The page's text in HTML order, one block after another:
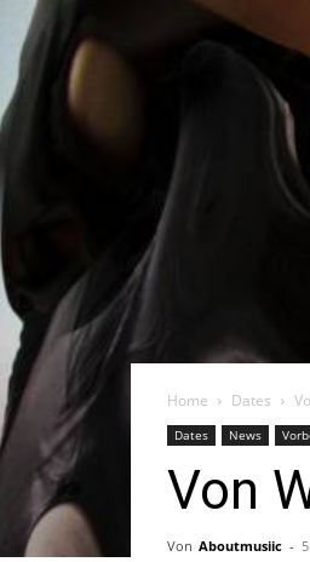
Home Dates
Dates News
Von
Von Aboutmusiic -